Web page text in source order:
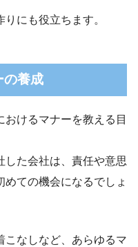
にも役立ちます。
の養成
けるマナーを教える目
した会社は、責任や意思
ての機会になるでしょ
こなしなど、あらゆるマ